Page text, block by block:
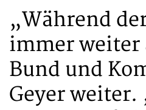
„Während
immer
Bund und
Geyer